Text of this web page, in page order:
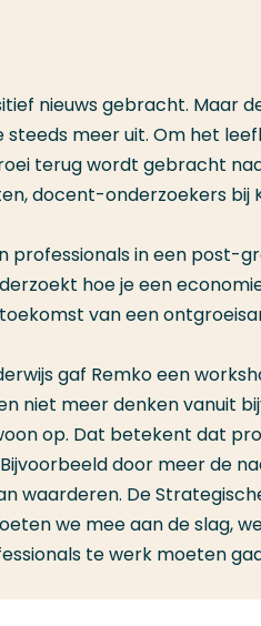
nieuws gebracht. Maar
meer uit. Om het
terug wordt gebracht
docent-onderzoekers bij
professionals in een post-
hoe je een
van een
gaf Remko een
niet meer denken vanuit
op. Dat betekent dat
door meer de
waarderen. De
we mee aan de slag,
te werk moeten